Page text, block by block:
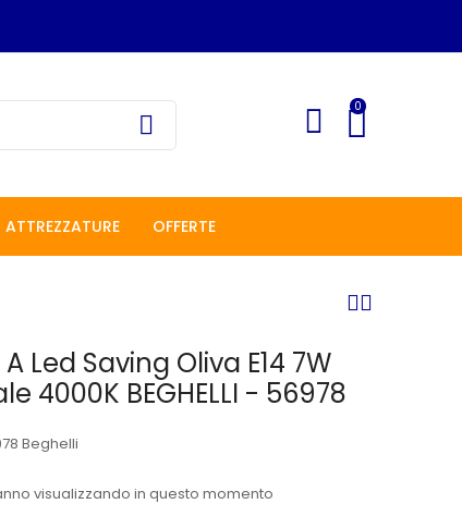
0
ATTREZZATURE OFFERTE
Led Saving Oliva E14 7W
4000K BEGHELLI - 56978
Beghelli
visualizzando in questo momento